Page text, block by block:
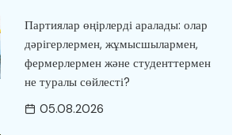
Партиялар өңірлерді аралады: олар
дәрігерлермен, жұмысшылармен,
фермерлермен және студенттермен
не туралы сөйлесті?
05.08.2026